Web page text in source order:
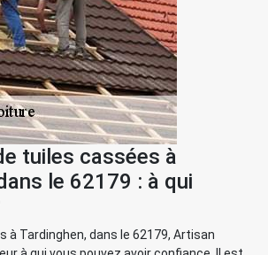
tuiles cassées à
le 62179 : à qui
à Tardinghen, dans le 62179, Artisan